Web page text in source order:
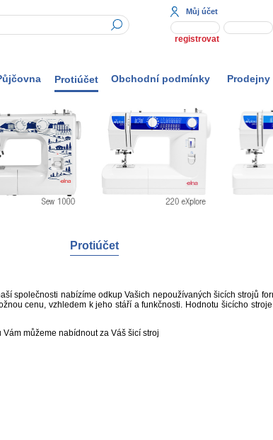
Můj účet
registrovat
Protiúčet Obchodní podmínky Prodejny
Protiúčet
společnosti nabízíme odkup Vašich nepoužívaných šicích strojů
cenu, vzhledem k jeho stáří a funkčnosti. Hodnotu šicícho
můžeme nabídnout za Váš šicí stroj